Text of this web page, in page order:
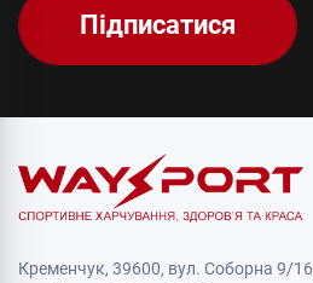
Підписатися
Кременчук, 39600, вул. Соборна 9/16